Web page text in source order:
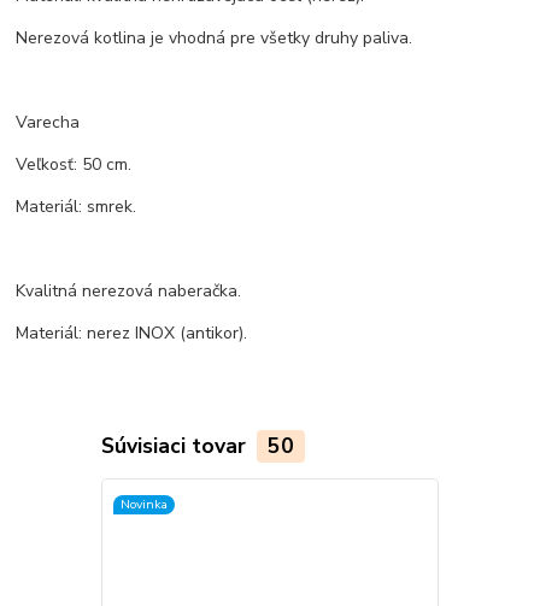
Nerezová kotlina je vhodná pre všetky druhy paliva.
Varecha
Veľkosť: 50 cm.
Materiál: smrek.
Kvalitná nerezová naberačka.
Materiál: nerez INOX (antikor).
Súvisiaci tovar 50
Novinka